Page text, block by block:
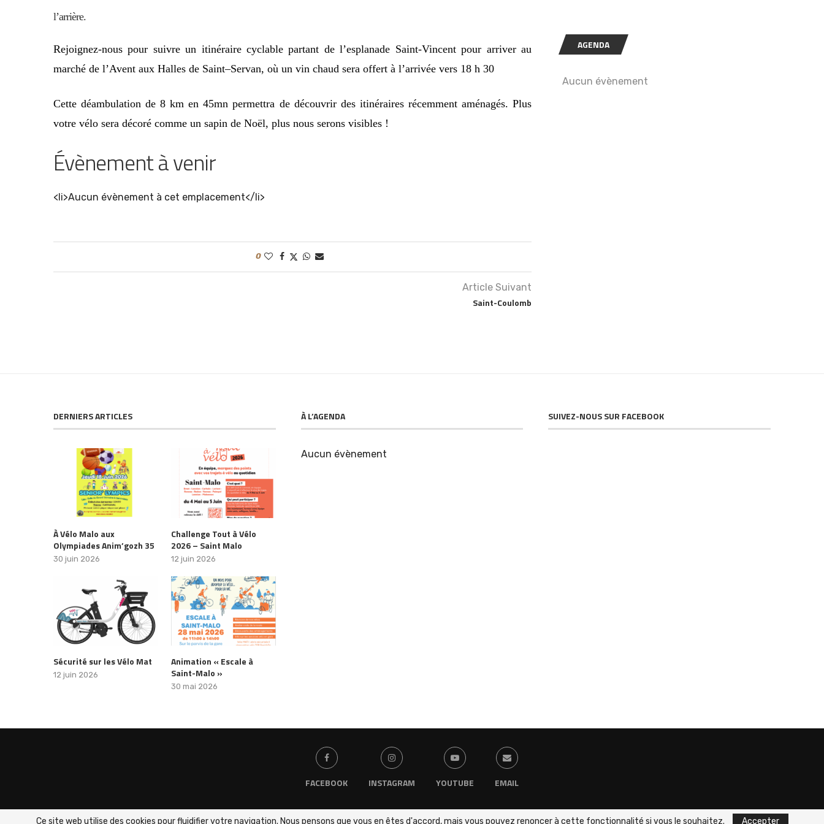
l’arrière.
Rejoignez-nous pour suivre un itinéraire cyclable partant de l’esplanade Saint-Vincent pour arriver au
marché de l’Avent aux Halles de Saint–Servan, où un vin chaud sera offert à l’arrivée vers 18 h 30
Cette déambulation de 8 km en 45mn permettra de découvrir des itinéraires récemment aménagés. Plus
votre vélo sera décoré comme un sapin de Noël, plus nous serons visibles !
Évènement à venir
<li>Aucun évènement à cet emplacement</li>
0
Article Suivant
Saint-Coulomb
AGENDA
Aucun évènement
DERNIERS ARTICLES
À Vélo Malo aux
Olympiades Anim’gozh 35
30 juin 2026
Challenge Tout à Vélo
2026 – Saint Malo
12 juin 2026
Sécurité sur les Vélo Mat
12 juin 2026
Animation « Escale à
Saint-Malo »
30 mai 2026
À L’AGENDA
Aucun évènement
SUIVEZ-NOUS SUR FACEBOOK
FACEBOOK INSTAGRAM YOUTUBE EMAIL
Ce site web utilise des cookies pour fluidifier votre navigation. Nous pensons que vous en êtes d'accord, mais vous pouvez renoncer à cette fonctionnalité si vous le souhaitez. Accepter